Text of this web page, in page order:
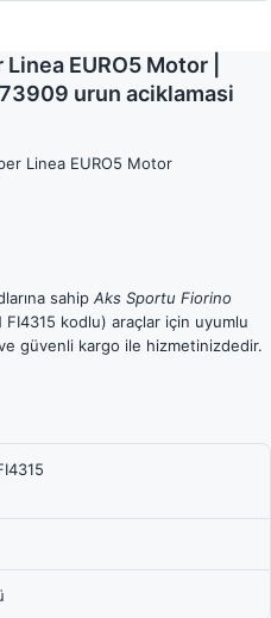
EURO5 Motor |
urun aciklamasi
Linea EURO5 Motor
sahip Aks Sportu Fiorino
FI4315 kodlu) araçlar için uyumlu
güvenli kargo ile hizmetinizdedir.